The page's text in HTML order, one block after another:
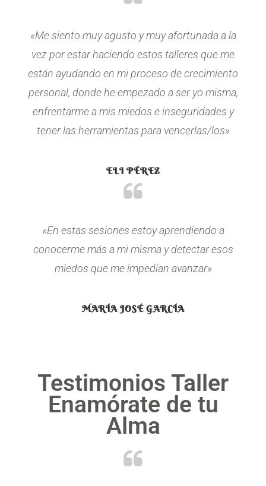
«Me siento muy agusto y muy afortunada a la
vez por estar haciendo estos talleres que me
están ayudando en mi proceso de crecimiento
personal, donde he empezado a ser yo misma,
enfrentarme a mis miedos e inseguridades y
tener las herramientas para vencerlas/los»
ELI PÉREZ
«En estas sesiones estoy aprendiendo a
conocerme más a mi misma y detectar esos
miedos que me impedían avanzar»
MARÍA JOSÉ GARCÍA
Testimonios Taller
Enamórate de tu
Alma